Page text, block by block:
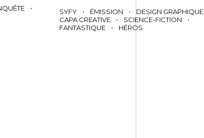
•
SYFY • ÉMISSION •
DESIGN GRAPHIQUE
CAPA CREATIVE
• SCIENCE-FICTION
•
FANTASTIQUE
• HÉROS